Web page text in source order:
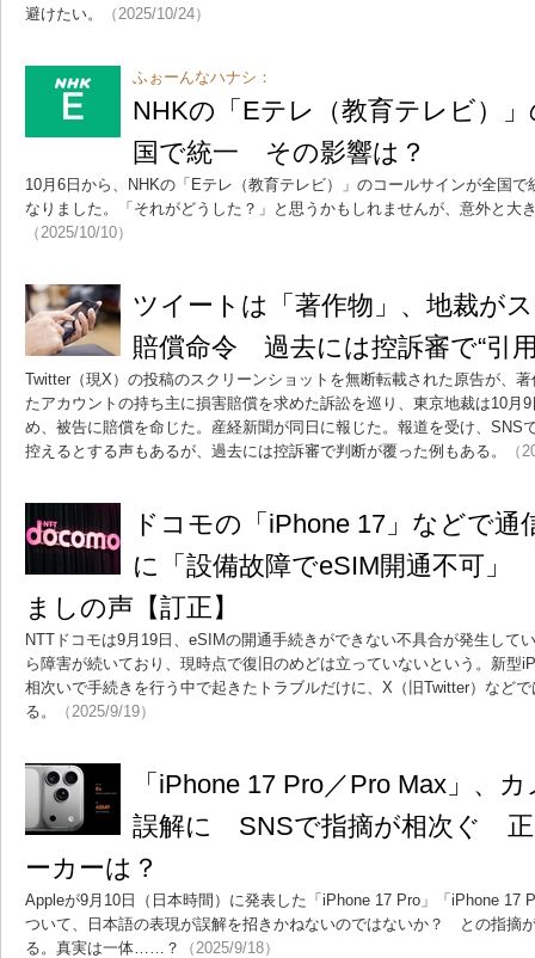
避けたい。 （2025/10/24）
ふぉーんなハナシ：
NHKの「Eテレ（教育テレビ）
国で統一 その影響は？
10月6日から、NHKの「Eテレ（教育テレビ）」のコールサインが全国
なりました。「それがどうした？」と思うかもしれませんが、意外と大
（2025/10/10）
ツイートは「著作物」、地裁が
賠償命令 過去には控訴審で“引
Twitter（現X）の投稿のスクリーンショットを無断転載された原告が、
たアカウントの持ち主に損害賠償を求めた訴訟を巡り、東京地裁は10月
め、被告に賠償を命じた。産経新聞が同日に報じた。報道を受け、SNS
控えるとする声もあるが、過去には控訴審で判断が覆った例もある。
（
ドコモの「iPhone 17」などで
に「設備故障でeSIM開通不可
ましの声【訂正】
NTTドコモは9月19日、eSIMの開通手続きができない不具合が発生して
ら障害が続いており、現時点で復旧のめどは立っていないという。新型
相次いで手続きを行う中で起きたトラブルだけに、X（旧Twitter）など
る。
（2025/9/19）
「iPhone 17 Pro／Pro Max」、
誤解に SNSで指摘が相次ぐ 正
ーカーは？
Appleが9月10日（日本時間）に発表した「iPhone 17 Pro」「iPhone 17
ついて、日本語の表現が誤解を招きかねないのではないか？ との指摘
る。真実は一体……？
（2025/9/18）